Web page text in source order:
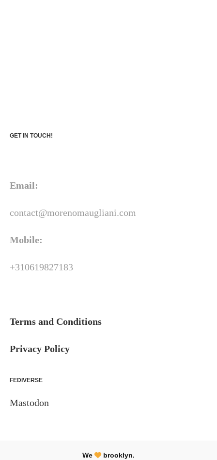
GET IN TOUCH!
Email:
contact@morenomaugliani.com
Mobile:
+310619827183
Terms and Conditions
Privacy Policy
FEDIVERSE
Mastodon
We brooklyn.